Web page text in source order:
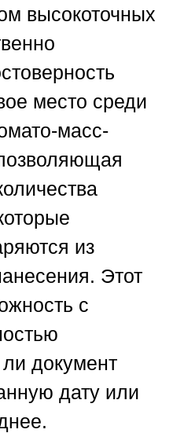
высокоточных
место среди
масс-
из
Этот
с
документ
дату или